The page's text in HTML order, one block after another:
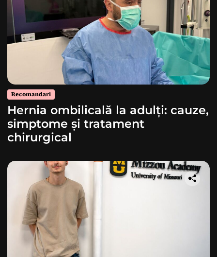
Recomandari
Hernia ombilicală la adulți: cauze,
simptome și tratament
chirurgical